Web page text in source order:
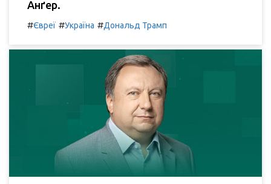
Анґер.
#Євреї #Україна #Дональд Трамп